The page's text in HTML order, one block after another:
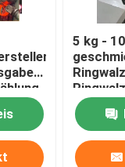
5 kg -